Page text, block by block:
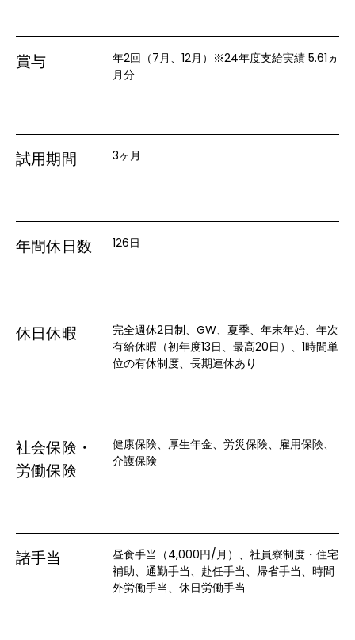
賞与
年2回（7月、12月）※24年度支給実績 5.61ヵ
月分
試用期間 3ヶ月
年間休日数 126日
休日休暇
完全週休2日制、GW、夏季、年末年始、年次
有給休暇（初年度13日、最高20日）、1時間単
位の有休制度、長期連休あり
社会保険・
労働保険
健康保険、厚生年金、労災保険、雇用保険、
介護保険
諸手当
昼食手当（4,000円/月）、社員寮制度・住宅
補助、通勤手当、赴任手当、帰省手当、時間
外労働手当、休日労働手当